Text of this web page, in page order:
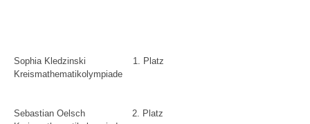
Sophia Kledzinski
1. Platz
Kreismathematikolympiade
Sebastian Oelsch
2. Platz